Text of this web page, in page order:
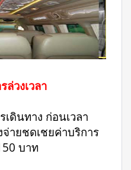
ล่วงเวลา
ดินทาง ก่อนเวลา
ายชดเชยค่าบริการ
บาท